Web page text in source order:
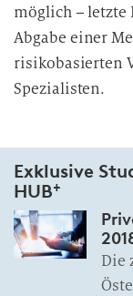
möglich – letzte
Abgabe einer
risikobasierten
Spezialisten.
Exklusive
HUB+
Die